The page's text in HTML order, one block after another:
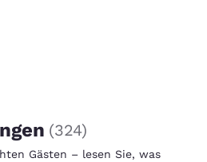
(324)
Gästen – lesen Sie, was